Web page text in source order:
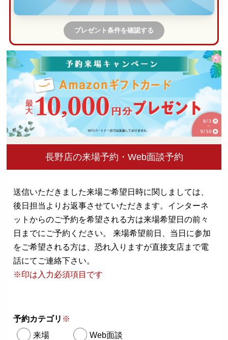
プレゼント条件を確認する
長野店の来場予約・Web面談予約
送信いただきました来場ご希望日時に関しましては、
後日担当よりお返事させていただきます。 インターネ
ットからのご予約を希望される方は来場希望日の前々
日までにご予約ください。
来場希望前日、当日に参加
をご希望される方は、恐れ入りますが直接支店まで電
話にてご連絡下さい。
※印は入力必須項目です
予約カテゴリ ※
来場
Web面談